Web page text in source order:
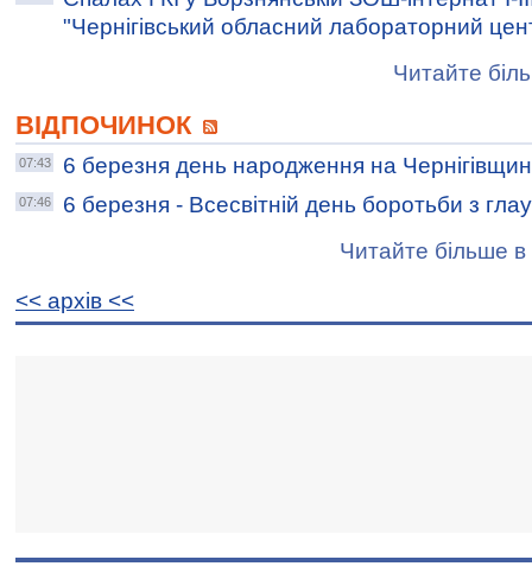
"Чернігівський обласний лабораторний
Читайте
ВІДПОЧИНОК
07:43 6 березня день народження на
07:46
6 березня - Всесвітній день боротьби з
Читайте більше в
<< архiв <<